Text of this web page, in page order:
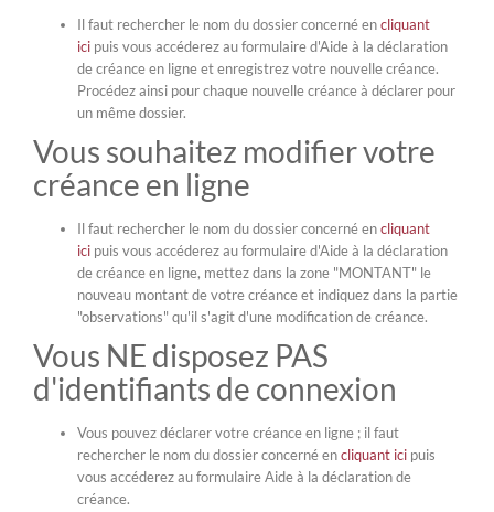
Il faut rechercher le nom du dossier concerné encliquant
ici puis vous accéderez au formulaire d'Aide à la déclaration
de créance en ligne et enregistrez votre nouvelle créance.
Procédez ainsi pour chaque nouvelle créance à déclarer pour
un même dossier.
Vous souhaitez modifier votre
créance en ligne
Il faut rechercher le nom du dossier concerné encliquant
ici puis vous accéderez au formulaire d'Aide à la déclaration
de créance en ligne, mettez dans la zone "MONTANT" le
nouveau montant de votre créance et indiquez dans la partie
"observations" qu'il s'agit d'une modification de créance.
Vous NE disposez PAS
d'identifiants de connexion
Vous pouvez déclarer votre créance en ligne ; il faut
rechercher le nom du dossier concerné encliquant ici puis
vous accéderez au formulaire Aide à la déclaration de
créance.